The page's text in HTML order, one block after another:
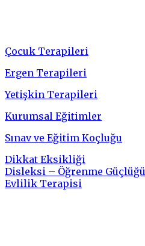
Çocuk Terapileri
Ergen Terapileri
Yetişkin Terapileri
Kurumsal Eğitimler
Sınav ve Eğitim Koçluğu
Dikkat Eksikliği
Disleksi – Öğrenme Güçlüğü
Evlilik Terapisi